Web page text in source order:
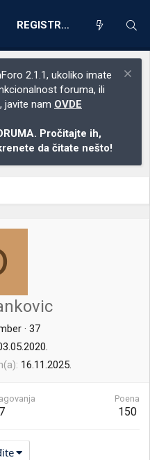
REGISTRACIJA
2.1.1, ukoliko imate
foruma, ili
javite nam OVDE
Pročitajte ih,
da čitate nešto!
· 37
16.11.2025.
Poena
150